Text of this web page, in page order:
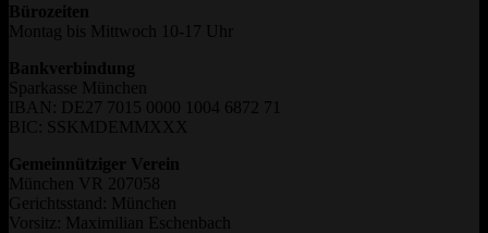
Bürozeiten
Montag bis Mittwoch 10-17 Uhr
Bankverbindung
Sparkasse München
IBAN: DE27 7015 0000 1004 6872 71
BIC: SSKMDEMMXXX
Gemeinnütziger Verein
München VR 207058
Gerichtsstand: München
Vorsitz: Maximilian Eschenbach